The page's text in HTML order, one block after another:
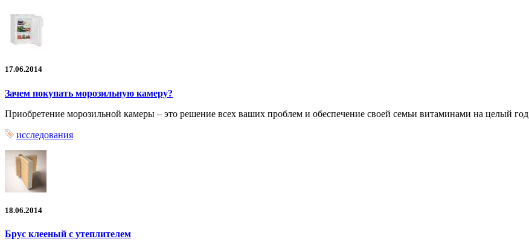
17.06.2014
Зачем покупать морозильную камеру?
Приобретение морозильной камеры – это решение всех ваших проблем и обеспечение своей семьи витаминами на целый год
исследования
18.06.2014
Брус клееный с утеплителем